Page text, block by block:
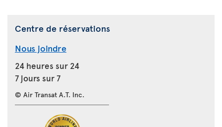
Centre de réservations
Nous joindre
24 heures sur 24
7 jours sur 7
© Air Transat A.T. Inc.